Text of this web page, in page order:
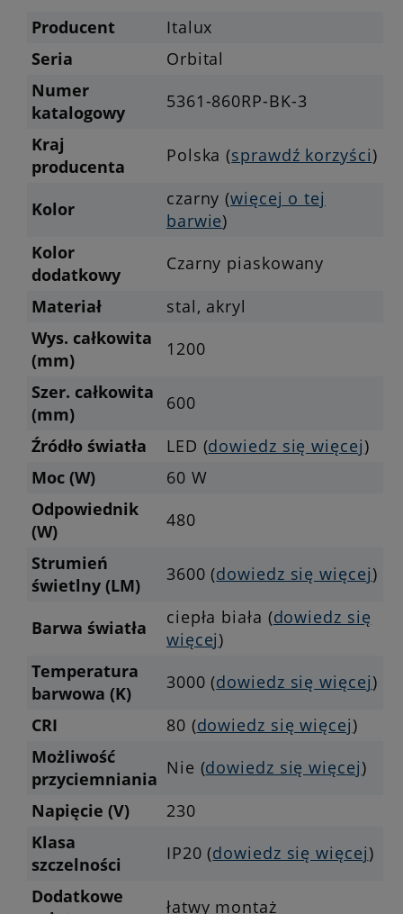
Producent
Italux
Seria
Orbital
Numer
katalogowy
5361-860RP-BK-3
Kraj
producenta
Polska (sprawdź korzyści)
Kolor czarny (więcej o tej
barwie)
Kolor
dodatkowy
Czarny piaskowany
Materiał
stal, akryl
Wys. całkowita
(mm)
1200
Szer. całkowita
(mm)
600
Źródło światła
LED (dowiedz się więcej)
Moc (W)
60 W
Odpowiednik
(W)
480
Strumień
świetlny (LM)
3600 (dowiedz się więcej)
Barwa światła ciepła biała (dowiedz się
więcej)
Temperatura
barwowa (K)
3000 (dowiedz się więcej)
CRI
80 (dowiedz się więcej)
Możliwość
przyciemniania
Nie (dowiedz się więcej)
Napięcie (V)
230
Klasa
szczelności
IP20 (dowiedz się więcej)
Dodatkowe
łatwy montaż